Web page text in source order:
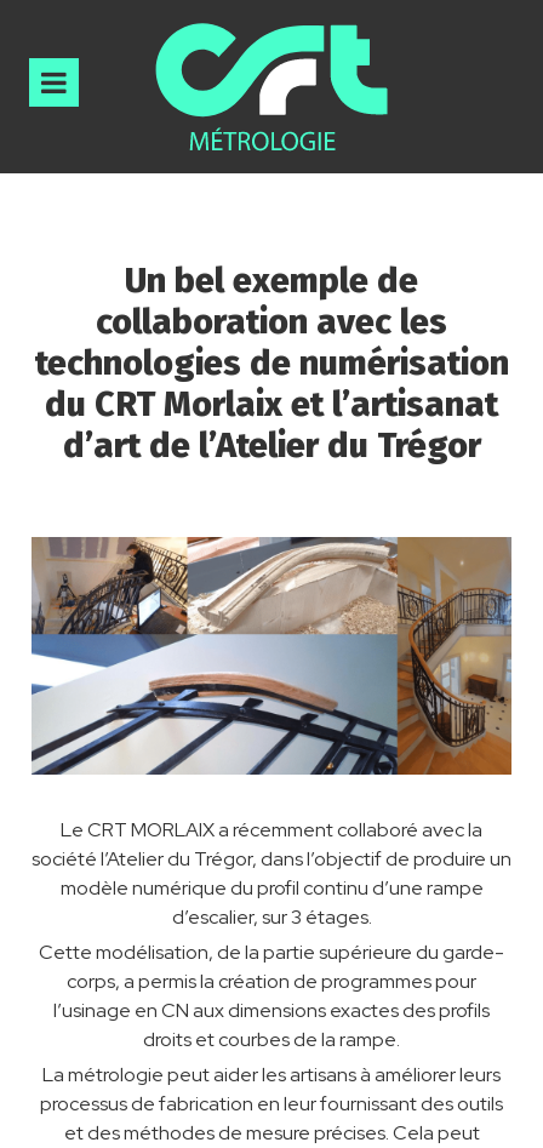
Un bel exemple de
collaboration avec les
technologies de numérisation
du CRT Morlaix et l’artisanat
d’art de l’Atelier du Trégor
Le CRT MORLAIX a récemment collaboré avec la
société l’Atelier du Trégor, dans l’objectif de produire un
modèle numérique du profil continu d’une rampe
d’escalier, sur 3 étages.
Cette modélisation, de la partie supérieure du garde-
corps, a permis la création de programmes pour
l’usinage en CN aux dimensions exactes des profils
droits et courbes de la rampe.
La métrologie peut aider les artisans à améliorer leurs
processus de fabrication en leur fournissant des outils
et des méthodes de mesure précises. Cela peut